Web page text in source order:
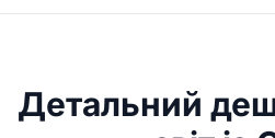
Детальний